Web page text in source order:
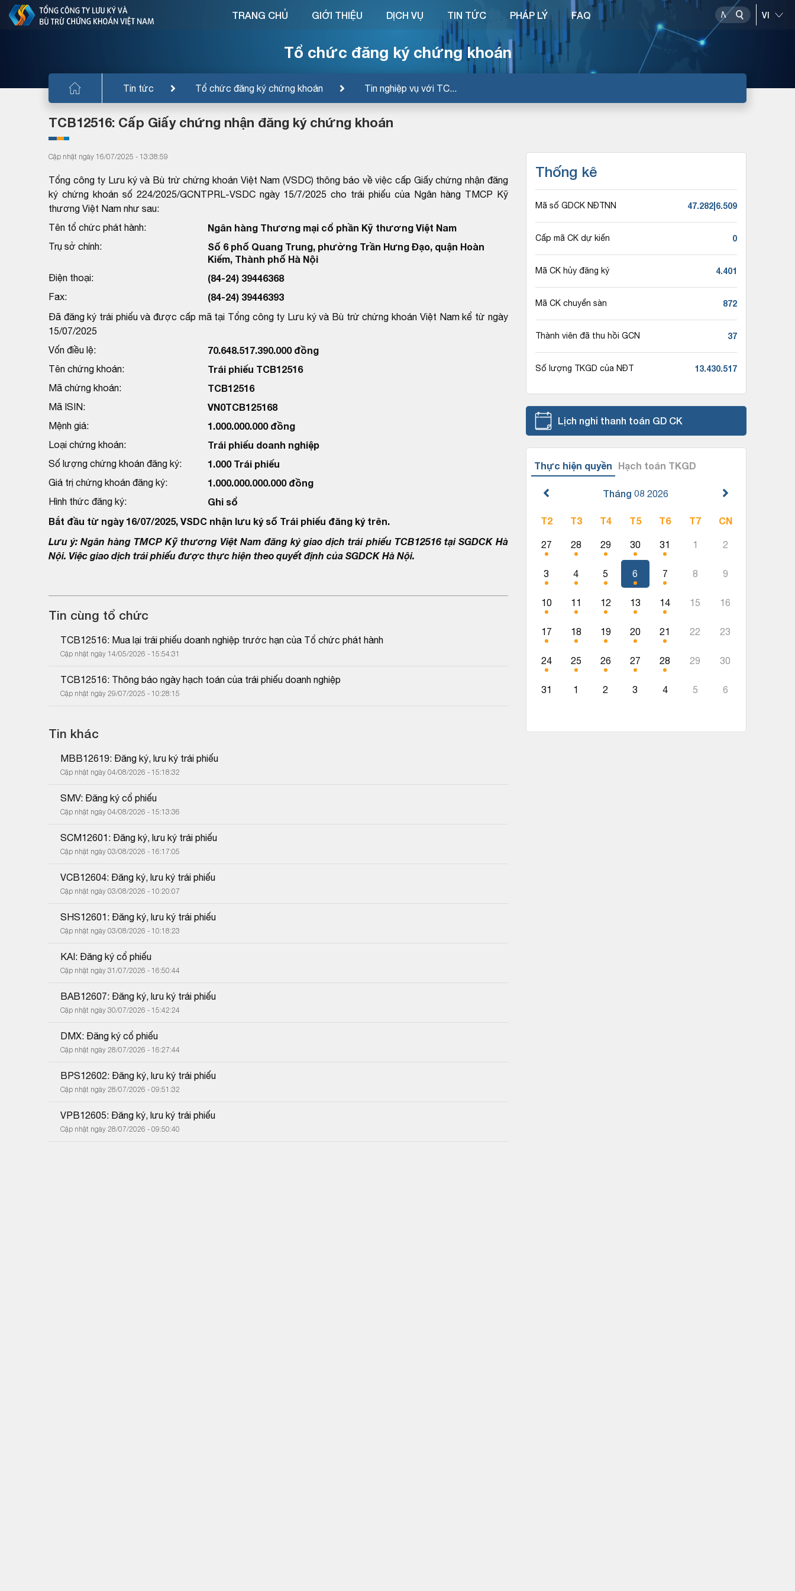
Tổ chức đăng ký chứng khoán
Tin tức Tổ chức đăng ký chứng khoán Tin nghiệp vụ với TC...
TRANG CHỦ GIỚI THIỆU DỊCH VỤ TIN TỨC PHÁP LÝ FAQ
TCB12516: Cấp Giấy chứng nhận đăng ký chứng khoán
Cập nhật ngày 16/07/2025 - 13:38:59
Tổng công ty Lưu ký và Bù trừ chứng khoán Việt Nam (VSDC) thông báo về việc cấp Giấy chứng nhận đăng
ký chứng khoán số 224/2025/GCNTPRL-VSDC ngày 15/7/2025 cho trái phiếu của Ngân hàng TMCP Kỹ
thương Việt Nam như sau:
Tên tổ chức phát hành:
Ngân hàng Thương mại cổ phần Kỹ thương Việt Nam
Trụ sở chính:
Số 6 phố Quang Trung, phường Trần Hưng Đạo, quận Hoàn
Kiếm, Thành phố Hà Nội
Điện thoại: (84-24) 39446368
Fax: (84-24) 39446393
Đã đăng ký trái phiếu và được cấp mã tại Tổng công ty Lưu ký và Bù trừ chứng khoán Việt Nam kể từ ngày
15/07/2025
Vốn điều lệ:
70.648.517.390.000 đồng
Tên chứng khoán: Trái phiếu TCB12516
Mã chứng khoán: TCB12516
Mã ISIN: VN0TCB125168
Mệnh giá: 1.000.000.000 đồng
Loại chứng khoán: Trái phiếu doanh nghiệp
Số lượng chứng khoán đăng ký: 1.000 Trái phiếu
Giá trị chứng khoán đăng ký: 1.000.000.000.000 đồng
Hình thức đăng ký:
Ghi sổ
Bắt đầu từ ngày 16/07/2025, VSDC nhận lưu ký số Trái phiếu đăng ký trên.
Lưu ý: Ngân hàng TMCP Kỹ thương Việt Nam đăng ký giao dịch trái phiếu TCB12516 tại SGDCK Hà
Nội. Việc giao dịch trái phiếu được thực hiện theo quyết định của SGDCK Hà Nội.
Tin cùng tổ chức
TCB12516: Mua lại trái phiếu doanh nghiệp trước hạn của Tổ chức phát hành
Cập nhật ngày 14/05/2026 - 15:54:31
TCB12516: Thông báo ngày hạch toán của trái phiếu doanh nghiệp
Cập nhật ngày 29/07/2025 - 10:28:15
Tin khác
MBB12619: Đăng ký, lưu ký trái phiếu
Cập nhật ngày 04/08/2026 - 15:18:32
SMV: Đăng ký cổ phiếu
Cập nhật ngày 04/08/2026 - 15:13:36
SCM12601: Đăng ký, lưu ký trái phiếu
Cập nhật ngày 03/08/2026 - 16:17:05
VCB12604: Đăng ký, lưu ký trái phiếu
Cập nhật ngày 03/08/2026 - 10:20:07
SHS12601: Đăng ký, lưu ký trái phiếu
Cập nhật ngày 03/08/2026 - 10:18:23
KAI: Đăng ký cổ phiếu
Cập nhật ngày 31/07/2026 - 16:50:44
BAB12607: Đăng ký, lưu ký trái phiếu
Cập nhật ngày 30/07/2026 - 15:42:24
DMX: Đăng ký cổ phiếu
Cập nhật ngày 28/07/2026 - 16:27:44
BPS12602: Đăng ký, lưu ký trái phiếu
Cập nhật ngày 28/07/2026 - 09:51:32
VPB12605: Đăng ký, lưu ký trái phiếu
Cập nhật ngày 28/07/2026 - 09:50:40
Thống kê
Mã số GDCK NĐTNN 47.282|6.509
Cấp mã CK dự kiến 0
Mã CK hủy đăng ký 4.401
Mã CK chuyển sàn 872
Thành viên đã thu hồi GCN 37
Số lượng TKGD của NĐT 13.430.517
Lịch nghỉ thanh toán GD CK
Thực hiện quyền Hạch toán TKGD
Tháng 08 2026
T2 T3 T4 T5 T6 T7 CN
27 28 29 30 31 1 2
3 4 5 6 7 8 9
10 11 12 13 14 15 16
17 18 19 20 21 22 23
24 25 26 27 28 29 30
31 1 2 3 4 5 6